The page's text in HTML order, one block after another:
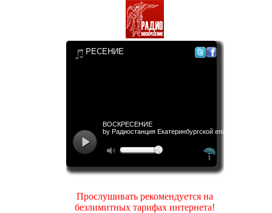
Прослушивать рекомендуется на
безлимитных тарифах интернета!